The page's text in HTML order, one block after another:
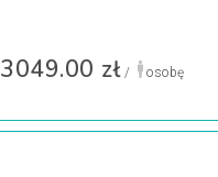
3049.00 zł/ osobę